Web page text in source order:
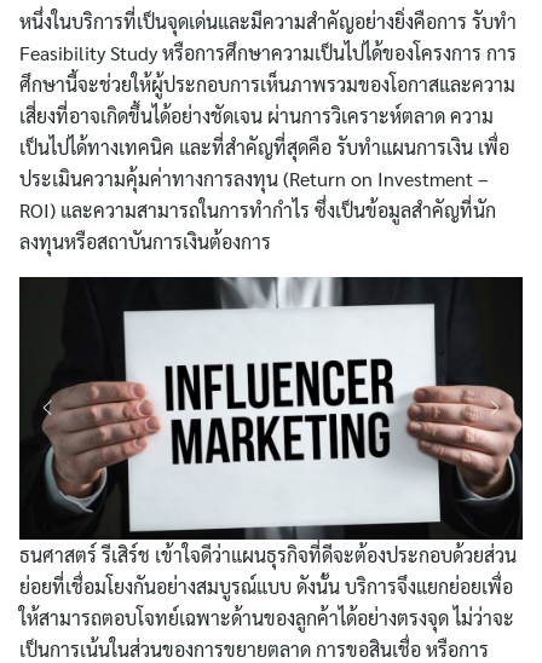
หนึ่งในบริการที่เป็นจุดเด่นและมีความสำคัญอย่างยิ่งคือการ รับทำ
Feasibility Study หรือการศึกษาความเป็นไปได้ของโครงการ การ
ศึกษานี้จะช่วยให้ผู้ประกอบการเห็นภาพรวมของโอกาสและความ
เสี่ยงที่อาจเกิดขึ้นได้อย่างชัดเจน ผ่านการวิเคราะห์ตลาด ความ
เป็นไปได้ทางเทคนิค และที่สำคัญที่สุดคือ รับทำแผนการเงิน เพื่อ
ประเมินความคุ้มค่าทางการลงทุน (Return on Investment –
ROI) และความสามารถในการทำกำไร ซึ่งเป็นข้อมูลสำคัญที่นัก
ลงทุนหรือสถาบันการเงินต้องการ
ธนศาสตร์ รีเสิร์ช เข้าใจดีว่าแผนธุรกิจที่ดีจะต้องประกอบด้วยส่วน
ย่อยที่เชื่อมโยงกันอย่างสมบูรณ์แบบ ดังนั้น บริการจึงแยกย่อยเพื่อ
ให้สามารถตอบโจทย์เฉพาะด้านของลูกค้าได้อย่างตรงจุด ไม่ว่าจะ
เป็นการเน้นในส่วนของการขยายตลาด การขอสินเชื่อ หรือการ